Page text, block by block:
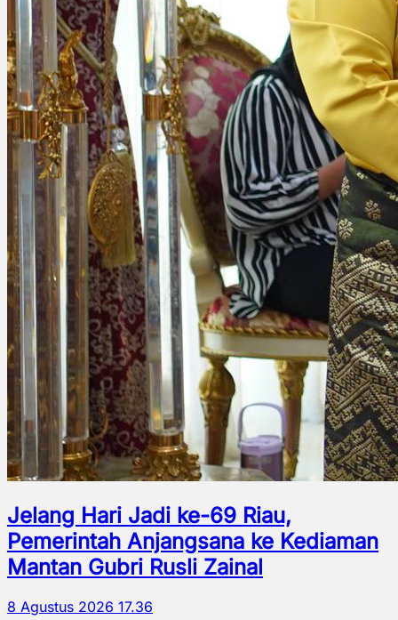
Jelang Hari Jadi ke-69 Riau,
Pemerintah Anjangsana ke Kediaman
Mantan Gubri Rusli Zainal
8 Agustus 2026 17.36